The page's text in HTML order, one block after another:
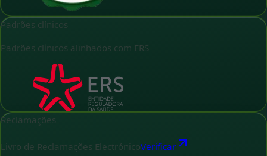
Padrões clínicos
Padrões clínicos alinhados com ERS
Reclamações
Livro de Reclamações ElectrónicoVerificar